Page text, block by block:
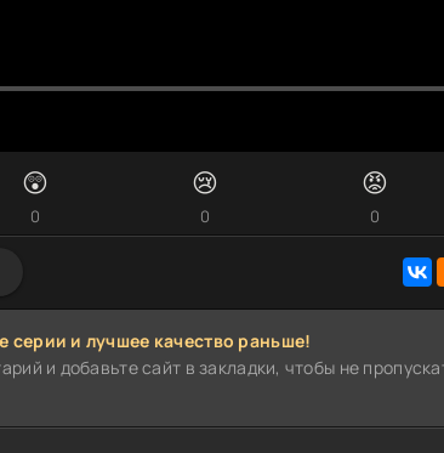
😲
0
😢
0
😡
0
серии и лучшее качество раньше!
и добавьте сайт в закладки, чтобы не